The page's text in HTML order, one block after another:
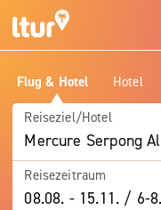
Flug & Hotel Hotel
Reiseziel/Hotel
Reisezeitraum
08.08. -15.11. / 6-8 Tage